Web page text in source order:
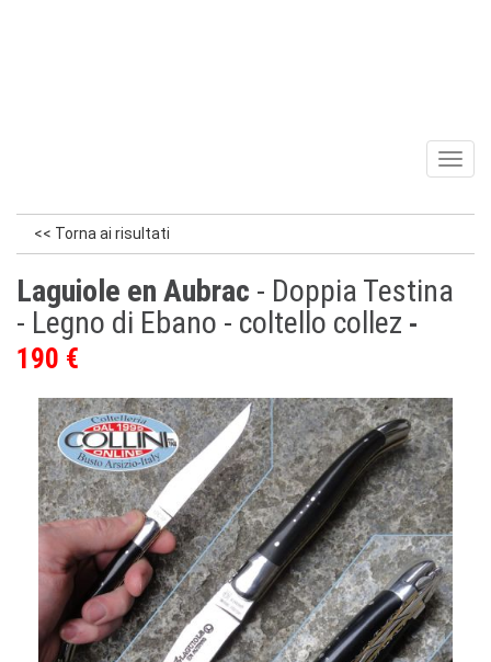
<< Torna ai risultati
Laguiole en Aubrac - Doppia Testina
- Legno di Ebano - coltello collez
190 €